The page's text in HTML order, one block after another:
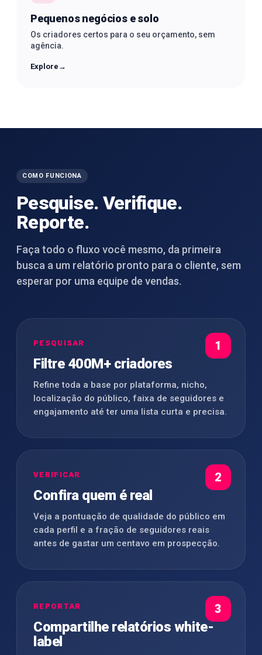
Pequenos negócios e solo
Os criadores certos para o seu orçamento, sem
agência.
Explore →
COMO FUNCIONA
Pesquise. Verifique.
Reporte.
Faça todo o fluxo você mesmo, da primeira
busca a um relatório pronto para o cliente, sem
esperar por uma equipe de vendas.
1
PESQUISAR
Filtre 400M+ criadores
Refine toda a base por plataforma, nicho,
localização do público, faixa de seguidores e
engajamento até ter uma lista curta e precisa.
2
VERIFICAR
Confira quem é real
Veja a pontuação de qualidade do público em
cada perfil e a fração de seguidores reais
antes de gastar um centavo em prospecção.
3
REPORTAR
Compartilhe relatórios white-
label